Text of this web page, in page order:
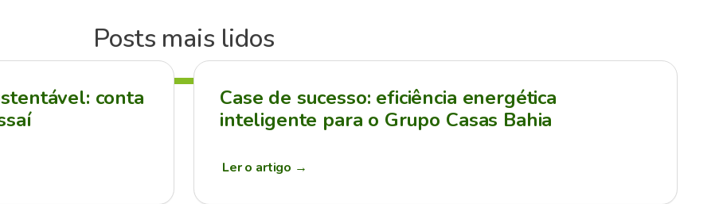
Posts mais lidos
conta
Case de sucesso: eficiência energética
inteligente para o Grupo Casas Bahia
Ler o artigo →